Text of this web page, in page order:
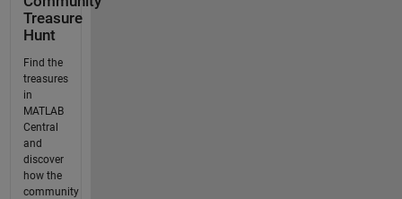
Treasure
Hunt
Find the
treasures
in
MATLAB
Central
and
discover
how the
community